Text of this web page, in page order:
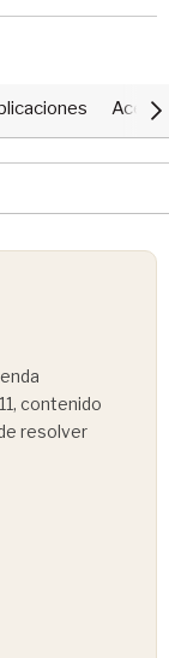
Acerca
contenido
resolver